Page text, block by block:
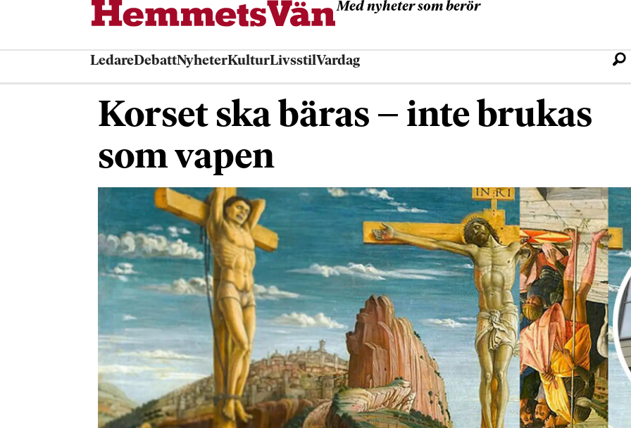
Med nyheter som berör
LedareDebattNyheterKulturLivsstilVardag
Korset ska bäras – inte brukas
som vapen